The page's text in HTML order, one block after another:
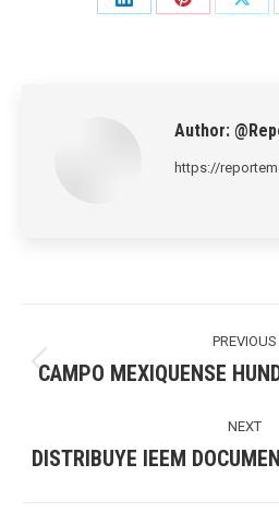
Share
Share
Author:
https://
navigation
PREVIOUS
CAMPO MEXIQUENSE
NEXT
DISTRIBUYE IEEM